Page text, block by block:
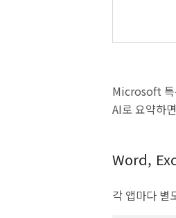
Microsoft 특
AI로 요약하
Word,
각 앱마다 별